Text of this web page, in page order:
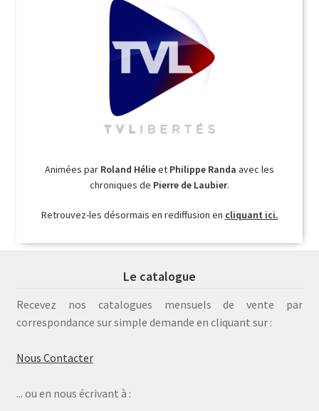
Animées par Roland Hélieet Philippe Randa avec les
chroniques de Pierre de Laubier.
Retrouvez-les désormais en rediffusion en cliquant ici.
Le catalogue
Recevez nos catalogues mensuels de vente par
correspondance sur simple demande en cliquant sur :
Nous Contacter
... ou en nous écrivant à :